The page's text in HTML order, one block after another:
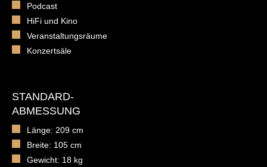
Podcast
HiFi und Kino
Veranstaltungsräume
Konzertsäle
STANDARD-
ABMESSUNG
Länge: 209 cm
Breite: 105 cm
Gewicht: 18 kg